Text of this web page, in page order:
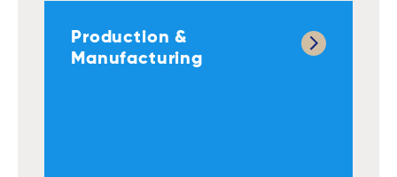
Production &
Manufacturing